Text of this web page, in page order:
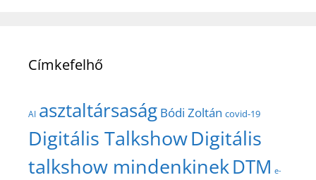
Címkefelhő
AI asztaltársaság Bódi Zoltán covid-19
Digitális TalkshowDigitális
talkshow mindenkinekDTM e-